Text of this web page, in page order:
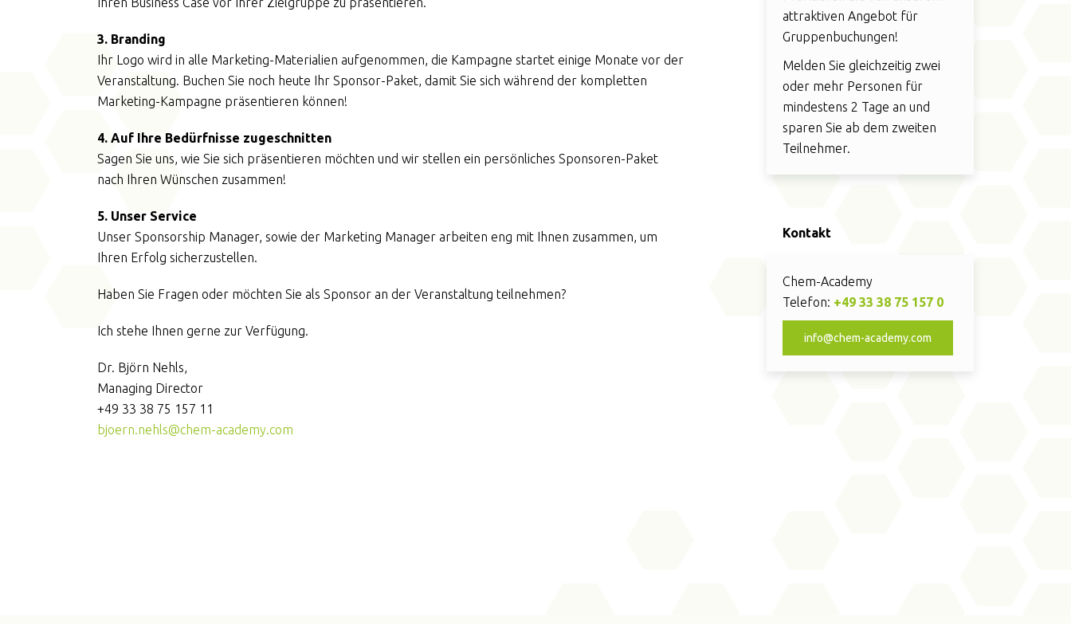
3. Branding
Ihr Logo wird in alle Marketing-Materialien aufgenommen, die Kampagne startet einige Monate vor der
Veranstaltung. Buchen Sie noch heute Ihr Sponsor-Paket, damit Sie sich während der kompletten
Marketing-Kampagne präsentieren können!
4. Auf Ihre Bedürfnisse zugeschnitten
Sagen Sie uns, wie Sie sich präsentieren möchten und wir stellen ein persönliches Sponsoren-Paket
nach Ihren Wünschen zusammen!
5. Unser Service
Unser Sponsorship Manager, sowie der Marketing Manager arbeiten eng mit Ihnen zusammen, um
Ihren Erfolg sicherzustellen.
Haben Sie Fragen oder möchten Sie als Sponsor an der Veranstaltung teilnehmen?
Ich stehe Ihnen gerne zur Verfügung.
Dr. Björn Nehls,
Managing Director
+49 33 38 75 157 11
bjoern.nehls@chem-academy.com
attraktiven Angebot für
Gruppenbuchungen!
Melden Sie gleichzeitig zwei
oder mehr Personen für
mindestens 2 Tage an und
sparen Sie ab dem zweiten
Teilnehmer.
Kontakt
Chem-Academy
Telefon: +49 33 38 75 157 0
info@chem-academy.com